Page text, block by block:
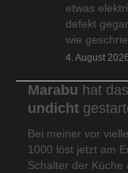
etwas
defekt
wie
4. August
Marabu hat
undicht
Bei meiner vor
1000 löst jetzt am
Schalter der Küche